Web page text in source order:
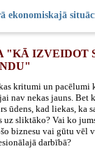
ekonomiskajā
"KĀ IZVEIDOT
kritumi un pacēlumi
nav nekas jauns. Bet
ūdens, kad liekas, ka
uz sliktāko? Vai ko
biznesu vai gūtu vēl
darbībā?